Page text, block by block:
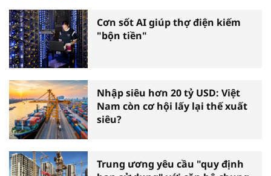
Cơn sốt AI giúp thợ điện kiếm
"bộn tiền"
Nhập siêu hơn 20 tỷ USD: Việt
Nam còn cơ hội lấy lại thế xuất
siêu?
Trung ương yêu cầu "quy định